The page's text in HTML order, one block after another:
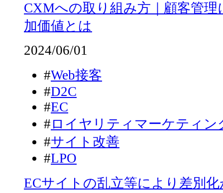
CXMへの取り組み方｜顧客管
加価値とは
2024/06/01
#Web接客
#D2C
#EC
# ロイヤリティマーケティン
#サイト改善
#LPO
ECサイトの乱立等により差別